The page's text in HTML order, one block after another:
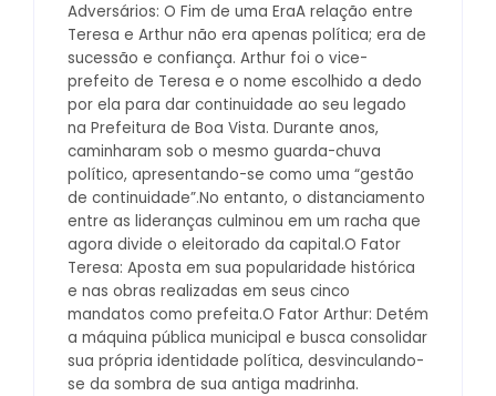
Adversários: O Fim de uma EraA relação entre
Teresa e Arthur não era apenas política; era de
sucessão e confiança. Arthur foi o vice-
prefeito de Teresa e o nome escolhido a dedo
por ela para dar continuidade ao seu legado
na Prefeitura de Boa Vista. Durante anos,
caminharam sob o mesmo guarda-chuva
político, apresentando-se como uma “gestão
de continuidade”.No entanto, o distanciamento
entre as lideranças culminou em um racha que
agora divide o eleitorado da capital.O Fator
Teresa: Aposta em sua popularidade histórica
e nas obras realizadas em seus cinco
mandatos como prefeita.O Fator Arthur: Detém
a máquina pública municipal e busca consolidar
sua própria identidade política, desvinculando-
se da sombra de sua antiga madrinha.